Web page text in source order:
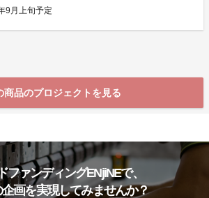
9月上旬予定
商品のプロジェクトを見る
ファンディングENjiNEで、
画を実現してみませんか？